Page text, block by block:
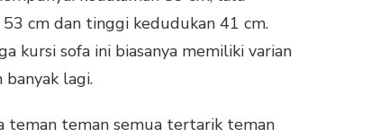
cm dan tinggi kedudukan 41 cm.
kursi sofa ini biasanya memiliki varian
banyak lagi.
teman teman semua tertarik teman